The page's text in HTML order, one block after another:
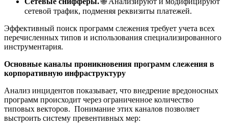
сетевой трафик, подменяя реквизиты платежей.
Эффективный поиск программ слежения требует учета всех
перечисленных типов и использования специализированного
инструментария.
Основные каналы проникновения программ слежения в
корпоративную инфраструктуру
Анализ инцидентов показывает, что внедрение вредоносных
программ происходит через ограниченное количество
типовых векторов. Понимание этих каналов позволяет
выстроить систему превентивных мер: